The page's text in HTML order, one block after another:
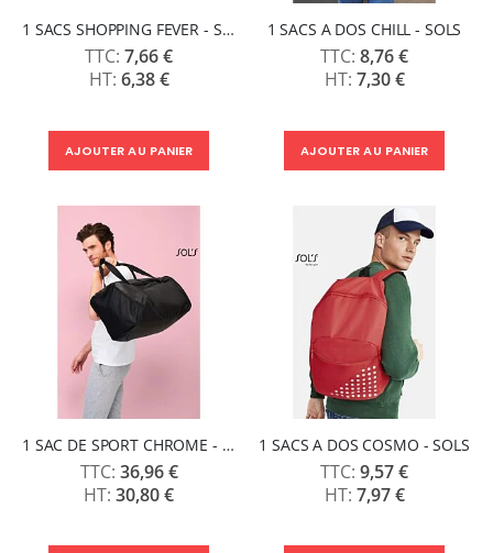
1 SACS SHOPPING FEVER - SOLS
7,66 €
6,38 €
AJOUTER AU PANIER
1 SACS A DOS CHILL - SOLS
8,76 €
7,30 €
AJOUTER AU PANIER
1 SAC DE SPORT CHROME - SOLS
36,96 €
30,80 €
1 SACS A DOS COSMO - SOLS
9,57 €
7,97 €